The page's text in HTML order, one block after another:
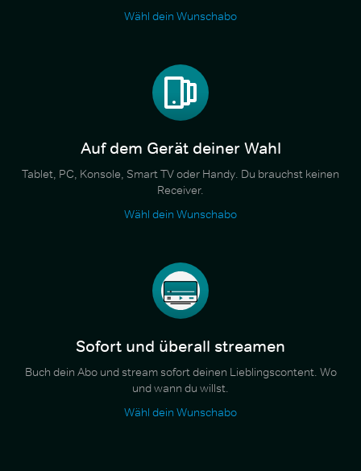
Wähl dein Wunschabo
Auf dem Gerät deiner Wahl
Tablet, PC, Konsole, Smart TV oder Handy. Du brauchst keinen
Receiver.
Wähl dein Wunschabo
Sofort und überall streamen
Buch dein Abo und stream sofort deinen Lieblingscontent. Wo
und wann du willst.
Wähl dein Wunschabo